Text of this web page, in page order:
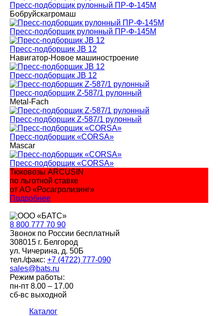
Пресс-подборщик рулонный ПР-Ф-145М
Бобруйскагромаш
Пресс-подборщик рулонный ПР-Ф-145М
Пресс-подборщик JB 12
Навигатор-Новое машиностроение
Пресс-подборщик JB 12
Пресс-подборщик Z-587/1 рулонный
Metal-Fach
Пресс-подборщик Z-587/1 рулонный
Пресс-подборщик «CORSA»
Mascar
Пресс-подборщик «CORSA»
Тюковозы ARCUSIN
по льготной ставке
от АО «Росагролизинг»
Подробнее
8 800 777 70 90
Звонок по России бесплатный
308015 г. Белгород
ул. Чичерина, д. 50Б
тел./факс: +7 (4722) 777-090
sales@bats.ru
Режим работы:
пн-пт 8.00 – 17.00
сб-вс выходной
Каталог